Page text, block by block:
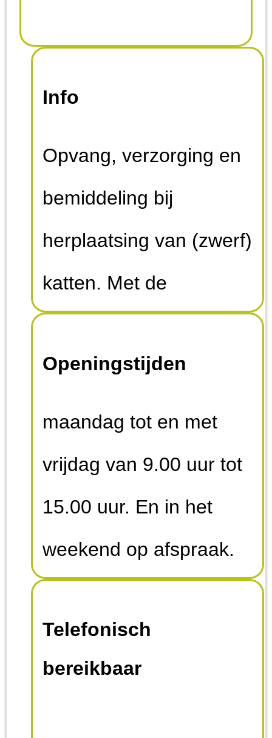
Info
Opvang, verzorging en
bemiddeling bij
herplaatsing van (zwerf)
katten. Met de
bemiddelingen steunen
wij de partijen waarmee
we samenwerken bij
structurele castraties en
sterilisaties.
Openingstijden
maandag tot en met
vrijdag van 9.00 uur tot
15.00 uur. En in het
weekend op afspraak.
Telefonisch
bereikbaar